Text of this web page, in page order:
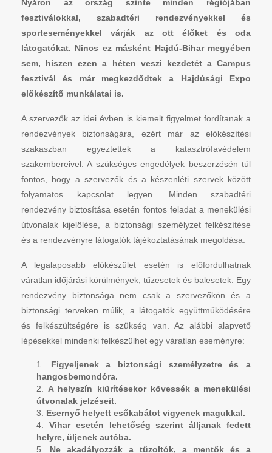
Nyáron az ország szinte minden régiójában
fesztiválokkal, szabadtéri rendezvényekkel és
sporteseményekkel várják az ott élőket és oda
látogatókat. Nincs ez másként Hajdú-Bihar megyében
sem, hiszen ezen a héten veszi kezdetét a Campus
fesztivál és már megkezdődtek a Hajdúsági Expo
előkészítő munkálatai is.
A szervezők az idei évben is kiemelt figyelmet fordítanak a
rendezvények biztonságára, ezért már az előkészítési
szakaszban egyeztettek a katasztrófavédelem
szakembereivel. A szükséges engedélyek beszerzésén túl
fontos, hogy a szervezők és a készenléti szervek között
folyamatos kapcsolat legyen. Minden szabadtéri
rendezvény biztosítása esetén fontos feladat a menekülési
útvonalak kijelölése, a biztonsági személyzet felkészítése
és a rendezvényre látogatók tájékoztatásának megoldása.
A legalaposabb előkészület esetén is előfordulhatnak
váratlan időjárási körülmények, tűzesetek és balesetek. Egy
rendezvény biztonsága nem csak a szervezőkön és a
biztonsági terveken múlik, a látogatók együttműködésére
és felkészültségére is szükség van. Az alábbi alapvető
lépésekkel mindenki felkészülhet egy váratlan eseményre:
Figyeljenek a biztonsági személyzetre és a
hangosbemondóra.
A helyszín kiürítésekor kövessék a menekülési
útvonalak jelzéseit.
Esernyő helyett esőkabátot vigyenek magukkal.
Vihar esetén lehetőség szerint álljanak fedett
helyre, üljenek autóba.
Ne akadályozzák a tűzoltók, a mentők és a